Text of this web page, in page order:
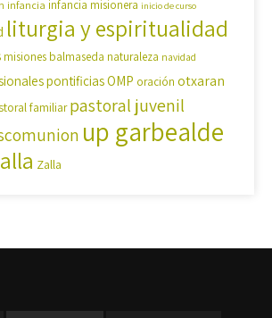
infancia infancia misionera inicio de curso
liturgia y espiritualidad
misiones balmaseda naturaleza navidad
pontificiasOMP oración otxaran
familiar pastoral juvenil
up garbealde
Zalla